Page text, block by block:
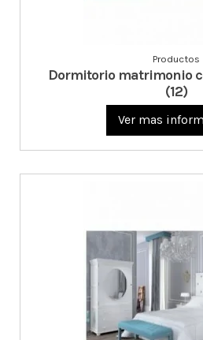
Productos
Dormitorio matrimonio
(12)
Ver mas